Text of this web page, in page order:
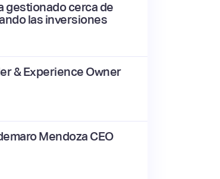
gestionado cerca de
las inversiones
& Experience Owner
Mendoza CEO